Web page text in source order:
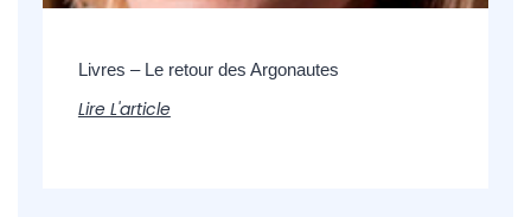
Livres – Le retour des Argonautes
Lire L'article